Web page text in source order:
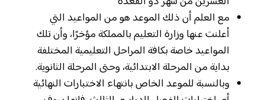
مع العلم أن ذلك الموعد هو من المواعيد التي
أعلنت عنها وزارة التعليم بالمملكة مؤخرًا، وأن تلك
المواعيد خاصة بكافة المراحل التعليمية المختلفة
بداية من المرحلة الابتدائية، وحتى المرحلة الثانوية.
وبالنسبة للموعد الخاص بانتهاء الاختبارات النهائية